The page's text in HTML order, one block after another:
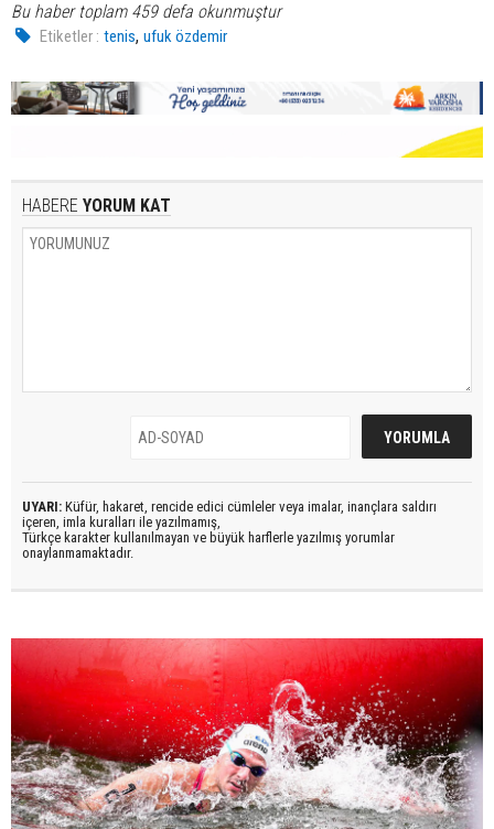
Bu haber toplam 459 defa okunmuştur
Etiketler : tenis,ufuk özdemir
HABERE YORUM KAT
UYARI: Küfür, hakaret, rencide edici cümleler veya imalar, inançlara saldırı
içeren, imla kuralları ile yazılmamış,
Türkçe karakter kullanılmayan ve büyük harflerle yazılmış yorumlar
onaylanmamaktadır.